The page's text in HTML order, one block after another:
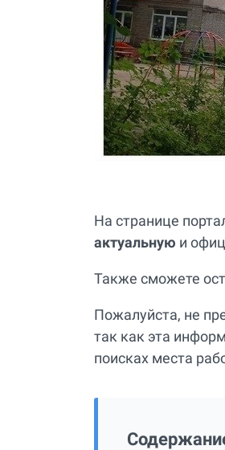
На странице
актуальную и
Также сможете
Пожалуйста, не
так как эта
поисках места